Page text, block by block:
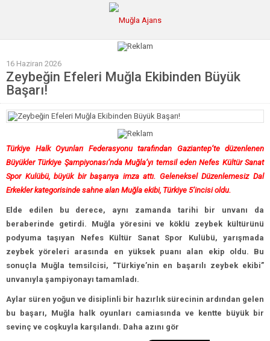
Ana Sayfa
Tüm Haberler
Köşe Yazıları
Magazin
Künye
16 Haziran 2026
Zeybeğin Efeleri Muğla Ekibinden Büyük
Başarı!
Türkiye Halk Oyunları Federasyonu tarafından Gaziantep’te düzenlenen
Büyükler Türkiye Şampiyonası’nda Muğla’yı temsil eden Nefes Kültür Sanat
Spor Kulübü, büyük bir başarıya imza attı. Geleneksel Düzenlemesiz Dal
Erkekler kategorisinde sahne alan Muğla ekibi, Türkiye 5’incisi oldu.
Elde edilen bu derece, aynı zamanda tarihi bir unvanı da
beraberinde getirdi. Muğla yöresini ve köklü zeybek kültürünü
podyuma taşıyan Nefes Kültür Sanat Spor Kulübü, yarışmada
zeybek yöreleri arasında en yüksek puanı alan ekip oldu. Bu
sonuçla Muğla temsilcisi, “Türkiye’nin en başarılı zeybek ekibi”
unvanıyla şampiyonayı tamamladı.
Aylar süren yoğun ve disiplinli bir hazırlık sürecinin ardından gelen
bu başarı, Muğla halk oyunları camiasında ve kentte büyük bir
sevinç ve coşkuyla karşılandı. Daha azını gör